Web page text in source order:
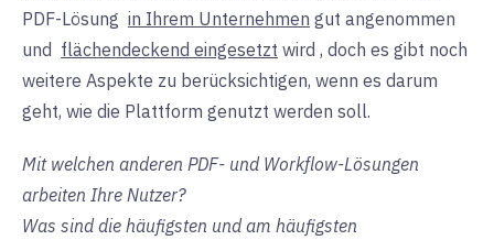
PDF-Lösung in Ihrem Unternehmen gut angenommen
und flächendeckend eingesetzt wird , doch es gibt noch
weitere Aspekte zu berücksichtigen, wenn es darum
geht, wie die Plattform genutzt werden soll.
Mit welchen anderen PDF- und Workflow-Lösungen
arbeiten Ihre Nutzer?
Was sind die häufigsten und am häufigsten